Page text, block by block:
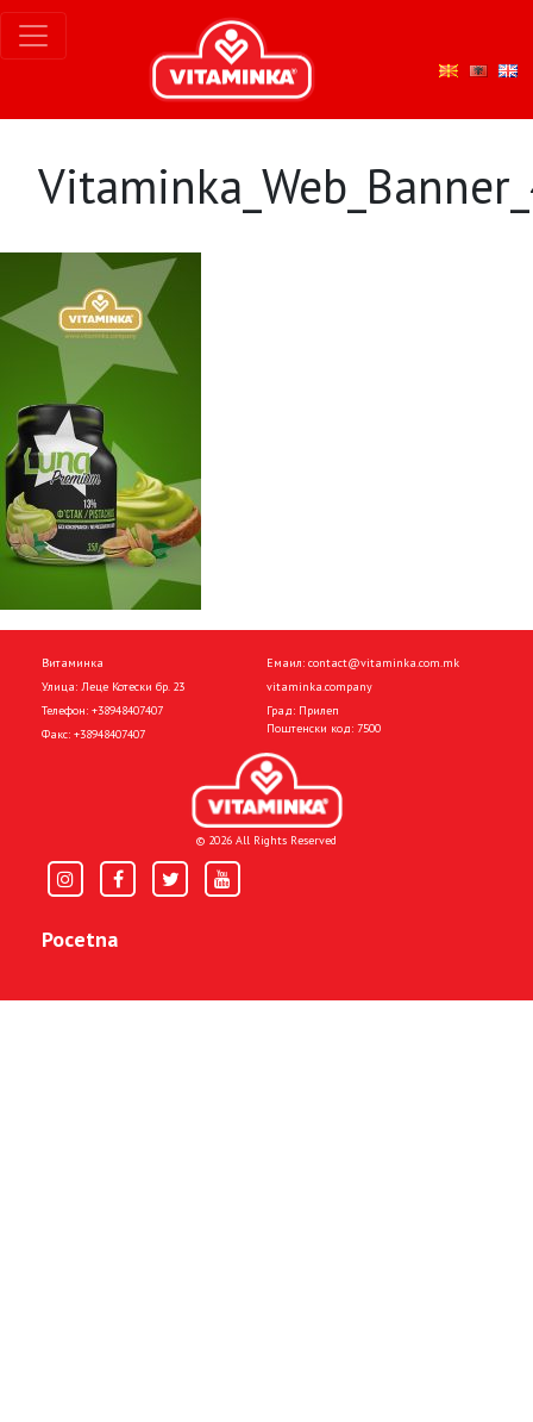
Витаминка
Улица: Леце Котески бр. 23
Телефон: +38948407407
Факс: +38948407407
Емаил: contact@vitaminka.com.mk
vitaminka.company
Град: Прилеп
Поштенски код: 7500
© 2026 All Rights Reserved
Pocetna